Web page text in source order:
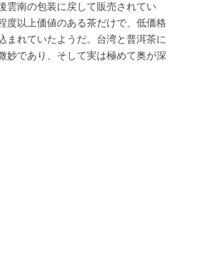
雲南の包装に戻して販売されてい
度以上価値のある茶だけで、低価格
まれていたようだ。台湾と普洱茶に
妙であり、そして実は極めて奥が深